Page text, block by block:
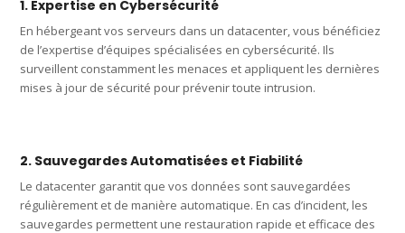
1. Expertise en Cybersécurité
En hébergeant vos serveurs dans un datacenter, vous bénéficiez
de l’expertise d’équipes spécialisées en cybersécurité. Ils
surveillent constamment les menaces et appliquent les dernières
mises à jour de sécurité pour prévenir toute intrusion.
2. Sauvegardes Automatisées et Fiabilité
Le datacenter garantit que vos données sont sauvegardées
régulièrement et de manière automatique. En cas d’incident, les
sauvegardes permettent une restauration rapide et efficace des